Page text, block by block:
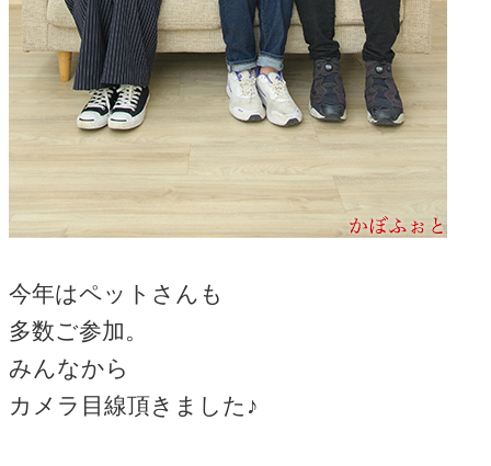
今年はペットさんも
多数ご参加。
みんなから
カメラ目線頂きました♪